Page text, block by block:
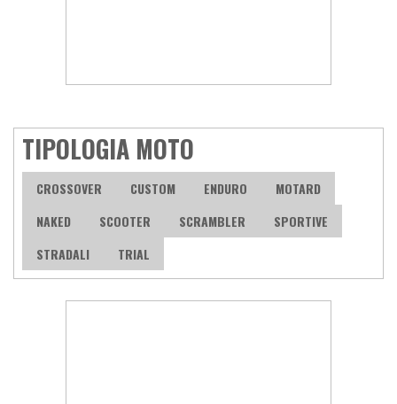
TIPOLOGIA MOTO
CROSSOVER CUSTOM ENDURO
MOTARD
NAKED
SCOOTER SCRAMBLER
SPORTIVE
STRADALI
TRIAL